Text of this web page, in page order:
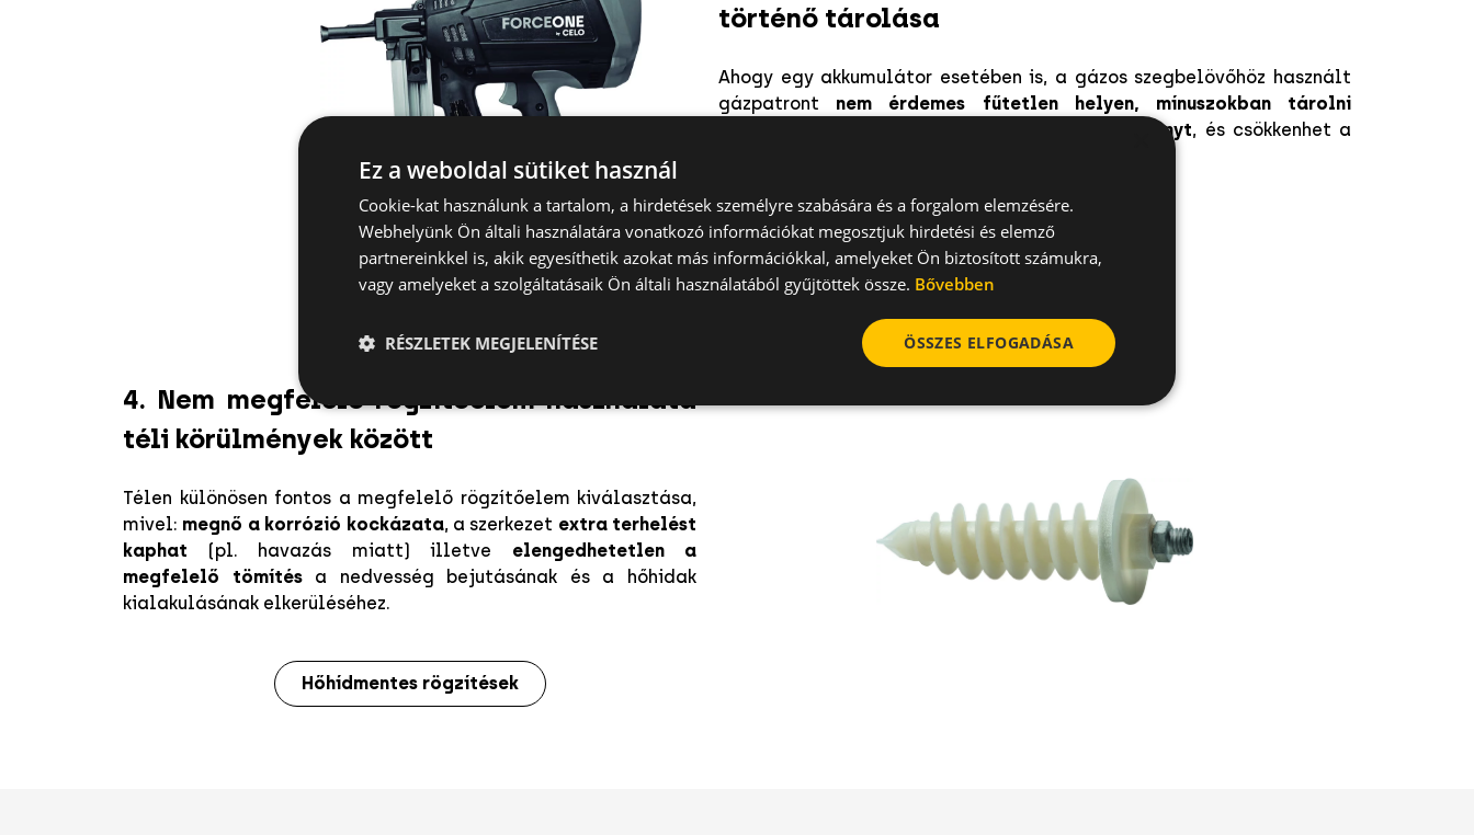
történő tárolása
Ahogy egy akkumulátor esetében is, a gázos szegbelövőhöz használt
gázpatront nem érdemes fűtetlen helyen, mínuszokban tárolni
ronthatja a teljesítményt, és csökkenhet a
FORCE ONE + szegbelövő
4. Nem megfelelő rögzítőelem használata
téli körülmények között
Télen különösen fontos a megfelelő rögzítőelem kiválasztása,
mivel: megnő a korrózió kockázata, a szerkezet extra terhelést
kaphat (pl. havazás miatt) illetve elengedhetetlen a
megfelelő tömítésa nedvesség bejutásának és a hőhidak
kialakulásának elkerüléséhez.
Hőhídmentes rögzítések
Ez a weboldal sütiket használ
Cookie-kat használunk a tartalom, a hirdetések személyre szabására és a forgalom elemzésére.
Webhelyünk Ön általi használatára vonatkozó információkat megosztjuk hirdetési és elemző
partnereinkkel is, akik egyesíthetik azokat más információkkal, amelyeket Ön biztosított számukra,
vagy amelyeket a szolgáltatásaik Ön általi használatából gyűjtöttek össze. Bővebben
ÖSSZES ELFOGADÁSA
RÉSZLETEK MEGJELENÍTÉSE